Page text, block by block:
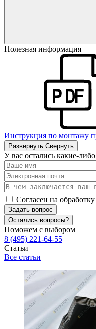
Полезная информация
Инструкция по монтажу
Развернуть Свернуть
У вас остались какие-
Согласен на обработку
Задать вопрос
Остались вопросы?
Поможем с выбором
8 (495) 221-64-55
Статьи
Все статьи